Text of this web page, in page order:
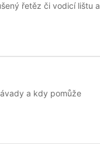
řetěz či vodicí lištu a
a kdy pomůže